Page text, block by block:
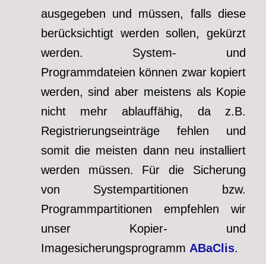
ausgegeben und müssen, falls diese
berücksichtigt werden sollen, gekürzt
werden. System- und
Programmdateien können zwar kopiert
werden, sind aber meistens als Kopie
nicht mehr ablauffähig, da z.B.
Registrierungseinträge fehlen und
somit die meisten dann neu installiert
werden müssen. Für die Sicherung
von Systempartitionen bzw.
Programmpartitionen empfehlen wir
unser Kopier- und
Imagesicherungsprogramm ABaClis.